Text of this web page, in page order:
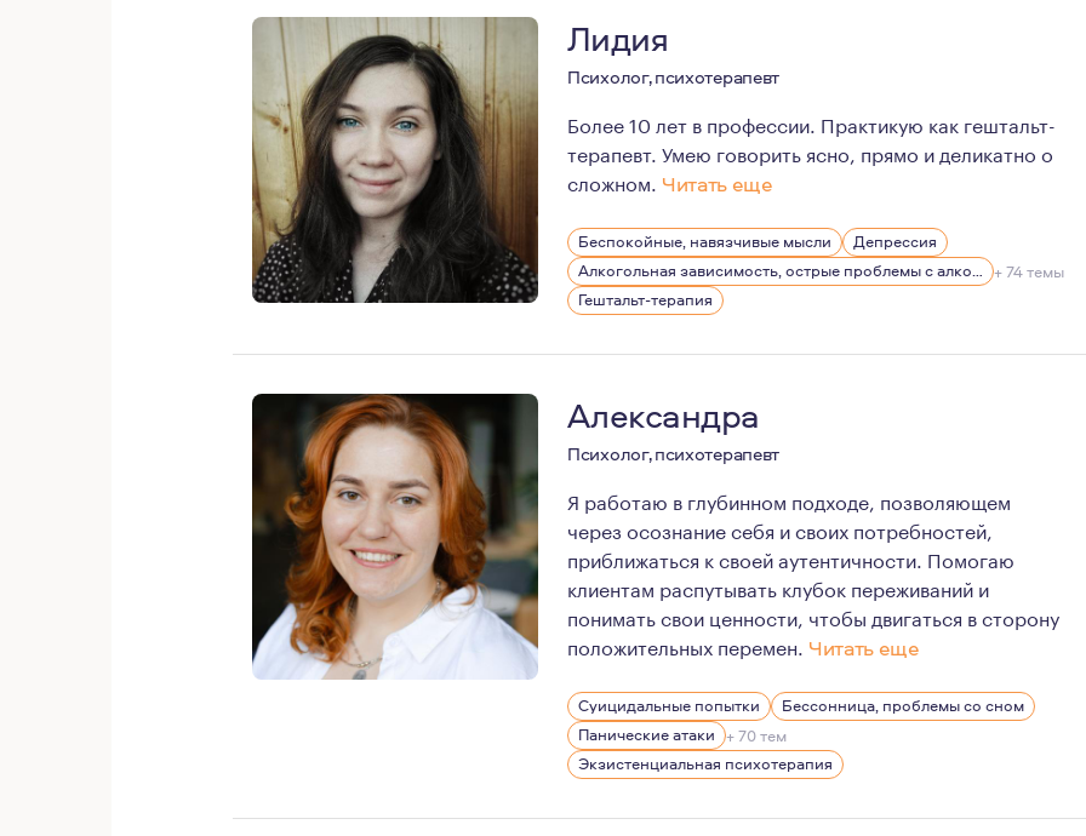
Лидия
Психолог, психотерапевт
Более 10 лет в профессии. Практикую как гештальт-
терапевт. Умею говорить ясно, прямо и деликатно о
сложном. Читать еще
Психотерапия для меня давно не только работа, но
Всерьез увлечена вопросами улучшения качества
Беспокойные, навязчивые мысли
Депрессия
Алкогольная зависимость, острые проблемы с алкоголем + 74 темы
Гештальт-терапия
Александра
Психолог, психотерапевт
Я работаю в глубинном подходе, позволяющем
через осознание себя и своих потребностей,
приближаться к своей аутентичности. Помогаю
клиентам распутывать клубок переживаний и
понимать свои ценности, чтобы двигаться в сторону
положительных перемен. Читать еще
Я очень люблю психотерапевтическую работу и ценю
Я строго соблюдаю этику, постоянно повышаю свою
Мой личный опыт психотерапии составляет более
Суицидальные попытки
Бессонница, проблемы со сном
Панические атаки + 70 тем
Экзистенциальная психотерапия